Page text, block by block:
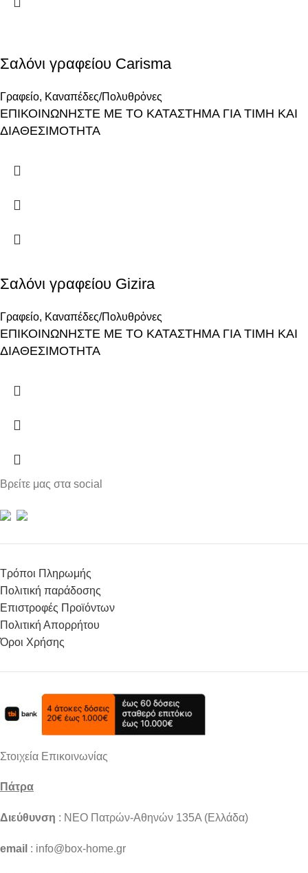
Σαλόνι γραφείου Carisma
Γραφείο, Καναπέδες/Πολυθρὀνες
ΕΠΙΚΟΙΝΩΝΗΣΤΕ ΜΕ ΤΟ ΚΑΤΑΣΤΗΜΑ ΓΙΑ ΤΙΜΗ ΚΑΙ
ΔΙΑΘΕΣΙΜΟΤΗΤΑ
Σαλόνι γραφείου Gizira
Γραφείο, Καναπέδες/Πολυθρὀνες
ΕΠΙΚΟΙΝΩΝΗΣΤΕ ΜΕ ΤΟ ΚΑΤΑΣΤΗΜΑ ΓΙΑ ΤΙΜΗ ΚΑΙ
ΔΙΑΘΕΣΙΜΟΤΗΤΑ
Βρείτε μας στα social
Τρόποι Πληρωμής
Πολιτική παράδοσης
Επιστροφές Προϊόντων
Πολιτική Απορρήτου
Όροι Χρήσης
Στοιχεία Επικοινωνίας
Πάτρα
Διεύθυνση : NEO Πατρών-Αθηνών 135Α (Ελλάδα)
email : info@box-home.gr